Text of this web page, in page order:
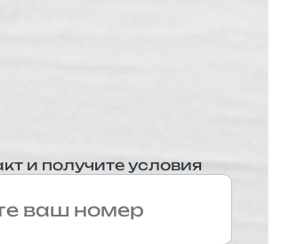
и получите условия